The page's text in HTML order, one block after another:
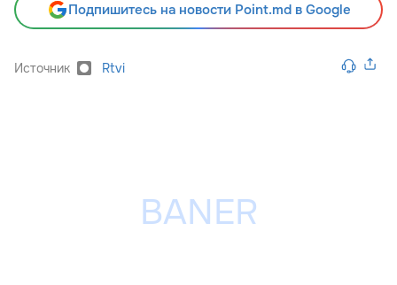
Подпишитесь на новости Point.md в Google
Источник Rtvi